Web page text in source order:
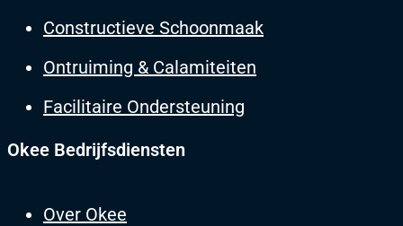
Constructieve Schoonmaak
Ontruiming & Calamiteiten
Facilitaire Ondersteuning
Okee Bedrijfsdiensten
Over Okee